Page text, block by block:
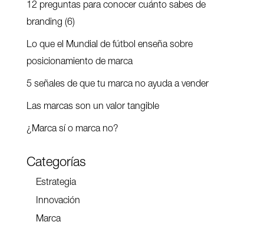
12 preguntas para conocer cuánto sabes de
branding (6)
Lo que el Mundial de fútbol enseña sobre
posicionamiento de marca
5 señales de que tu marca no ayuda a vender
Las marcas son un valor tangible
¿Marca sí o marca no?
Categorías
Estrategia
Innovación
Marca